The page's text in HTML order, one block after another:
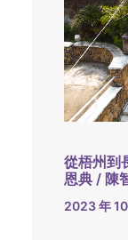
從梧州到
恩典 / 陳
2023 年 10